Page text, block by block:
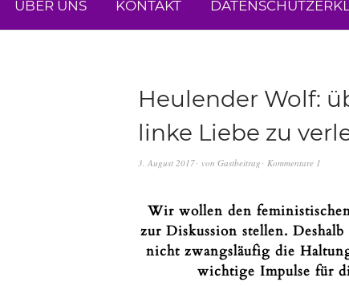
ÜBER UNS KONTAKT
Heulender Wolf:
linke Liebe zu
3. August 2017 von Gastbeitrag Kommentare 1
Wir wollen den
zur Diskussion stellen.
nicht zwangsläufig die
wichtige Impulse für